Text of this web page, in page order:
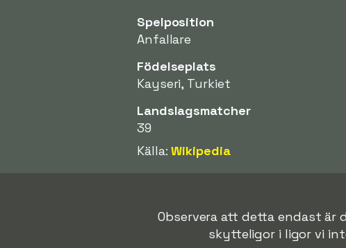
Spelposition
Anfallare
Födelseplats
Kayseri, Turkiet
Landslagsmatcher
39
Källa:Wikipedia
Observera att detta endast är
skytteligor i ligor vi